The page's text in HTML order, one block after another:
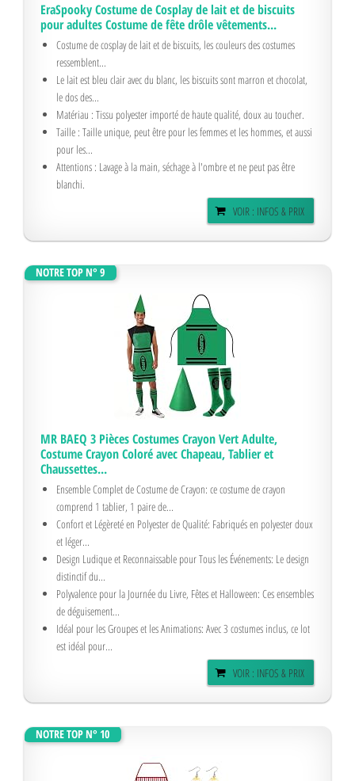
EraSpooky Costume de Cosplay de lait et de biscuits
pour adultes Costume de fête drôle vêtements...
Costume de cosplay de lait et de biscuits, les couleurs des costumes
ressemblent...
Le lait est bleu clair avec du blanc, les biscuits sont marron et chocolat,
le dos des...
Matériau : Tissu polyester importé de haute qualité, doux au toucher.
Taille : Taille unique, peut être pour les femmes et les hommes, et aussi
pour les...
Attentions : Lavage à la main, séchage à l'ombre et ne peut pas être
blanchi.
VOIR : INFOS & PRIX
NOTRE TOP N° 9
MR BAEQ 3 Pièces Costumes Crayon Vert Adulte,
Costume Crayon Coloré avec Chapeau, Tablier et
Chaussettes...
Ensemble Complet de Costume de Crayon: ce costume de crayon
comprend 1 tablier, 1 paire de...
Confort et Légèreté en Polyester de Qualité: Fabriqués en polyester doux
et léger...
Design Ludique et Reconnaissable pour Tous les Événements: Le design
distinctif du...
Polyvalence pour la Journée du Livre, Fêtes et Halloween: Ces ensembles
de déguisement...
Idéal pour les Groupes et les Animations: Avec 3 costumes inclus, ce lot
est idéal pour...
VOIR : INFOS & PRIX
NOTRE TOP N° 10